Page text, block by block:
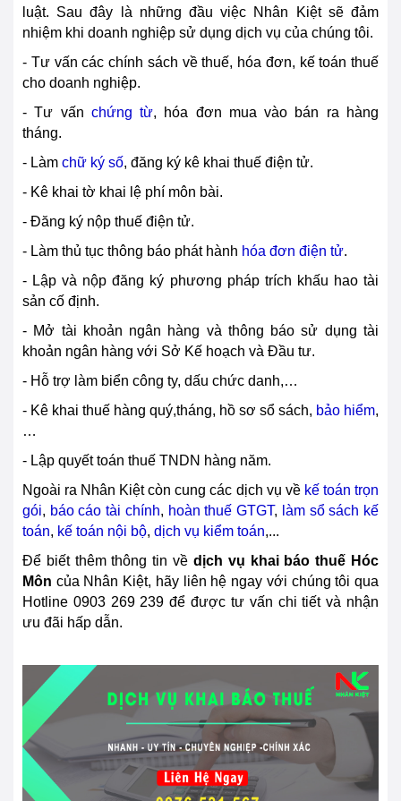
luật. Sau đây là những đầu việc Nhân Kiệt sẽ đảm
nhiệm khi doanh nghiệp sử dụng dịch vụ của chúng tôi.
- Tư vấn các chính sách về thuế, hóa đơn, kế toán thuế
cho doanh nghiệp.
- Tư vấn chứng từ, hóa đơn mua vào bán ra hàng
tháng.
- Làm chữ ký số, đăng ký kê khai thuế điện tử.
- Kê khai tờ khai lệ phí môn bài.
- Đăng ký nộp thuế điện tử.
- Làm thủ tục thông báo phát hành hóa đơn điện tử.
- Lập và nộp đăng ký phương pháp trích khấu hao tài
sản cố định.
- Mở tài khoản ngân hàng và thông báo sử dụng tài
khoản ngân hàng với Sở Kế hoạch và Đầu tư.
- Hỗ trợ làm biển công ty, dấu chức danh,…
- Kê khai thuế hàng quý,tháng, hồ sơ sổ sách, bảo hiểm,
…
- Lập quyết toán thuế TNDN hàng năm.
Ngoài ra Nhân Kiệt còn cung các dịch vụ về kế toán trọn
gói, báo cáo tài chính, hoàn thuế GTGT, làm sổ sách kế
toán, kế toán nội bộ, dịch vụ kiểm toán,...
Để biết thêm thông tin về dịch vụ khai báo thuế Hóc
Môn của Nhân Kiệt, hãy liên hệ ngay với chúng tôi qua
Hotline 0903 269 239để được tư vấn chi tiết và nhận
ưu đãi hấp dẫn.